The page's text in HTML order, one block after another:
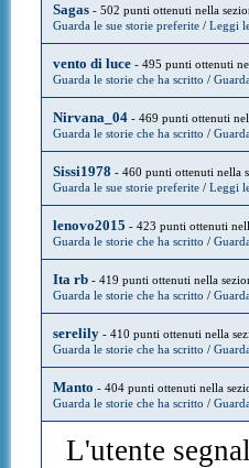
Sagas- 502 punti ottenuti nella
Guarda le sue storie preferite/ Leggi
vento di luce- 495 punti ottenuti
Guarda le storie che ha scritto /
Nirvana_04- 469 punti ottenuti
Guarda le storie che ha scritto /
Sissi1978 - 460 punti ottenuti nella
Guarda le sue storie preferite/ Leggi
lenovo2015 - 423 punti ottenuti
Guarda le storie che ha scritto /
Ita rb- 419 punti ottenuti nella
Guarda le storie che ha scritto /
serelily- 410 punti ottenuti nella
Guarda le storie che ha scritto /
Manto - 404 punti ottenuti nella
Guarda le storie che ha scritto /
L'utente